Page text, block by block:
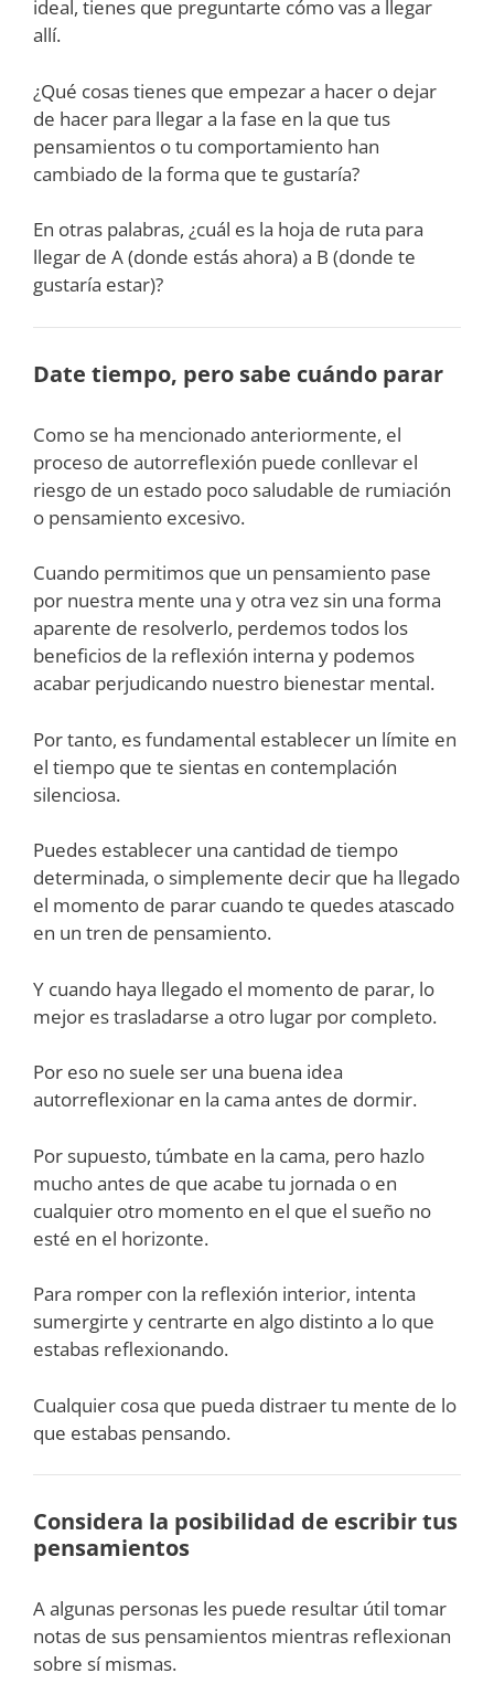
ideal, tienes que preguntarte cómo vas a llegar
allí.
¿Qué cosas tienes que empezar a hacer o dejar
de hacer para llegar a la fase en la que tus
pensamientos o tu comportamiento han
cambiado de la forma que te gustaría?
En otras palabras, ¿cuál es la hoja de ruta para
llegar de A (donde estás ahora) a B (donde te
gustaría estar)?
Date tiempo, pero sabe cuándo parar
Como se ha mencionado anteriormente, el
proceso de autorreflexión puede conllevar el
riesgo de un estado poco saludable de rumiación
o pensamiento excesivo.
Cuando permitimos que un pensamiento pase
por nuestra mente una y otra vez sin una forma
aparente de resolverlo, perdemos todos los
beneficios de la reflexión interna y podemos
acabar perjudicando nuestro bienestar mental.
Por tanto, es fundamental establecer un límite en
el tiempo que te sientas en contemplación
silenciosa.
Puedes establecer una cantidad de tiempo
determinada, o simplemente decir que ha llegado
el momento de parar cuando te quedes atascado
en un tren de pensamiento.
Y cuando haya llegado el momento de parar, lo
mejor es trasladarse a otro lugar por completo.
Por eso no suele ser una buena idea
autorreflexionar en la cama antes de dormir.
Por supuesto, túmbate en la cama, pero hazlo
mucho antes de que acabe tu jornada o en
cualquier otro momento en el que el sueño no
esté en el horizonte.
Para romper con la reflexión interior, intenta
sumergirte y centrarte en algo distinto a lo que
estabas reflexionando.
Cualquier cosa que pueda distraer tu mente de lo
que estabas pensando.
Considera la posibilidad de escribir tus
pensamientos
A algunas personas les puede resultar útil tomar
notas de sus pensamientos mientras reflexionan
sobre sí mismas.